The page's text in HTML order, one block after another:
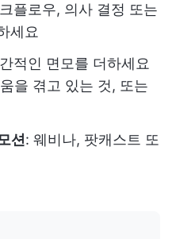
플로우, 의사 결정 또는
세요
적인 면모를 더하세요
을 겪고 있는 것, 또는
션: 웨비나, 팟캐스트 또